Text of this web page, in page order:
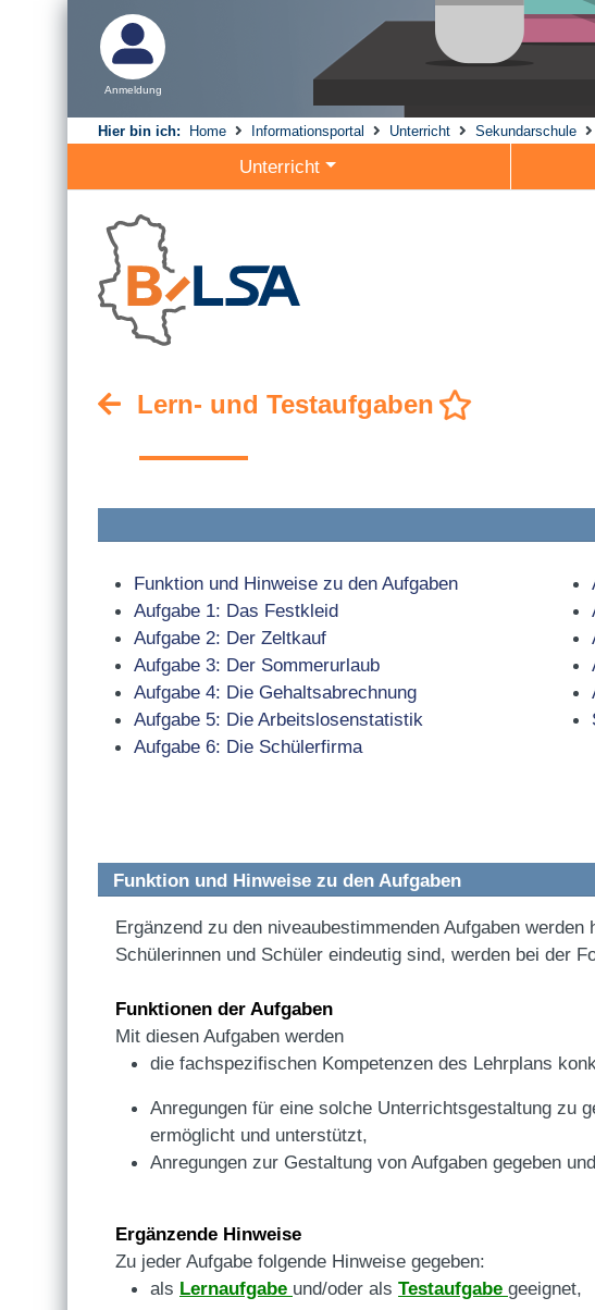
Anmeldung
Hier bin ich: Home Informationsportal Unterricht Sekundarschule
Unterricht
Lern- und Testaufgaben
Funktion und Hinweise zu den Aufgaben
Aufgabe 1: Das Festkleid
Aufgabe 2: Der Zeltkauf
Aufgabe 3: Der Sommerurlaub
Aufgabe 4: Die Gehaltsabrechnung
Aufgabe 5: Die Arbeitslosenstatistik
Aufgabe 6: Die Schülerfirma
Funktion und Hinweise zu den Aufgaben
Ergänzend zu den niveaubestimmenden Aufgaben
Schülerinnen und Schüler eindeutig sind, werden bei der
Funktionen der Aufgaben
Mit diesen Aufgaben werden
die fachspezifischen Kompetenzen des Lehrplans
Anregungen für eine solche Unterrichtsgestaltung zu
ermöglicht und unterstützt,
Anregungen zur Gestaltung von Aufgaben gegeben
Ergänzende Hinweise
Zu jeder Aufgabe folgende Hinweise gegeben:
als Lernaufgabe und/oder als Testaufgabe geeignet,